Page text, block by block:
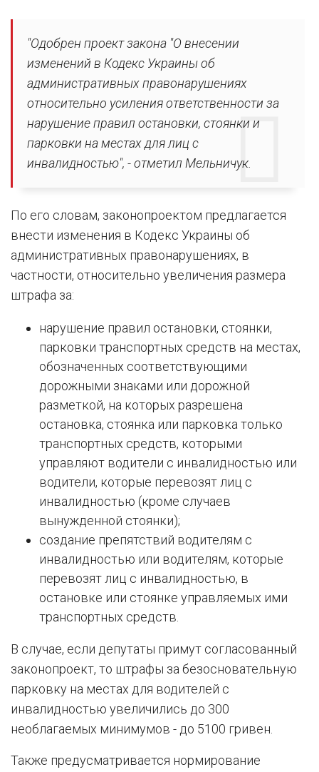
"Одобрен проект закона "О внесении
изменений в Кодекс Украины об
административных правонарушениях
относительно усиления ответственности за
нарушение правил остановки, стоянки и
парковки на местах для лиц с
инвалидностью", - отметил Мельничук.
По его словам, законопроектом предлагается
внести изменения в Кодекс Украины об
административных правонарушениях, в
частности, относительно увеличения размера
штрафа за:
нарушение правил остановки, стоянки,
парковки транспортных средств на местах,
обозначенных соответствующими
дорожными знаками или дорожной
разметкой, на которых разрешена
остановка, стоянка или парковка только
транспортных средств, которыми
управляют водители с инвалидностью или
водители, которые перевозят лиц с
инвалидностью (кроме случаев
вынужденной стоянки);
создание препятствий водителям с
инвалидностью или водителям, которые
перевозят лиц с инвалидностью, в
остановке или стоянке управляемых ими
транспортных средств.
В случае, если депутаты примут согласованный
законопроект, то штрафы за безосновательную
парковку на местах для водителей с
инвалидностью увеличились до 300
необлагаемых минимумов - до 5100 гривен.
Также предусматривается нормирование